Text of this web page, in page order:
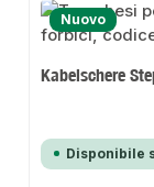
Nuovo
Kabelschere
Disponibile